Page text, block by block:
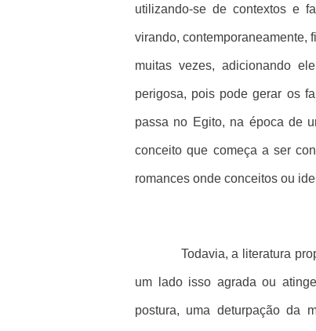
utilizando-se de contextos e
virando, contemporaneamente,
muitas vezes, adicionando
perigosa, pois pode gerar os
passa no Egito, na época de
conceito que começa a ser
romances onde conceitos ou
Todavia, a literatura
um lado isso agrada ou
postura, uma deturpação da